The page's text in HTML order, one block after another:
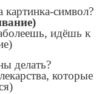
картинка-символ?
идёшь к
делать?
которые